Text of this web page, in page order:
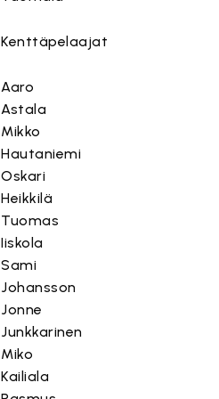
Kenttäpelaajat
Aaro
Astala
Mikko
Hautaniemi
Oskari
Heikkilä
Tuomas
Iiskola
Sami
Johansson
Jonne
Junkkarinen
Miko
Kailiala